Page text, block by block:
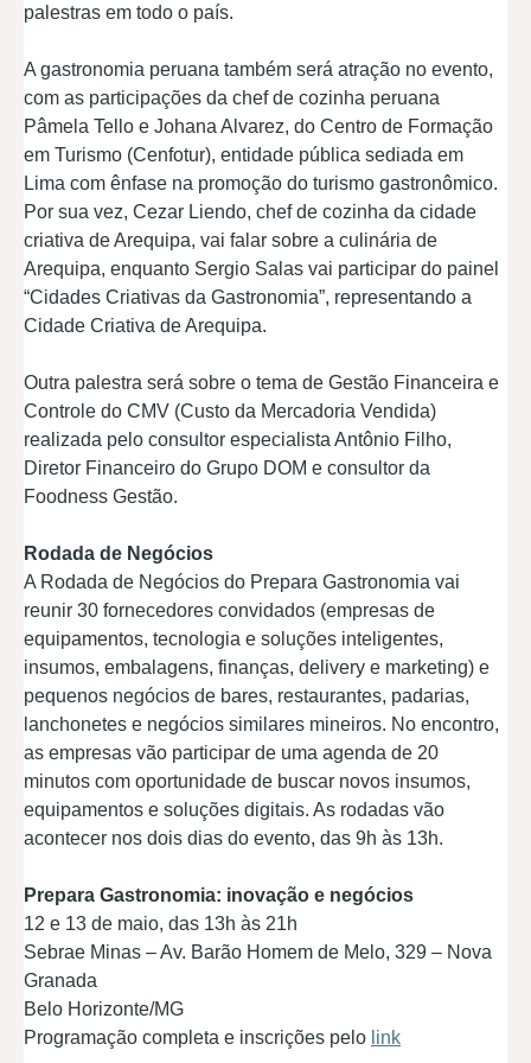
palestras em todo o país.
A gastronomia peruana também será atração no evento,
com as participações da chef de cozinha peruana
Pâmela Tello e Johana Alvarez, do Centro de Formação
em Turismo (Cenfotur), entidade pública sediada em
Lima com ênfase na promoção do turismo gastronômico.
Por sua vez, Cezar Liendo, chef de cozinha da cidade
criativa de Arequipa, vai falar sobre a culinária de
Arequipa, enquanto Sergio Salas vai participar do painel
“Cidades Criativas da Gastronomia”, representando a
Cidade Criativa de Arequipa.
Outra palestra será sobre o tema de Gestão Financeira e
Controle do CMV (Custo da Mercadoria Vendida)
realizada pelo consultor especialista Antônio Filho,
Diretor Financeiro do Grupo DOM e consultor da
Foodness Gestão.
Rodada de Negócios
A Rodada de Negócios do Prepara Gastronomia vai
reunir 30 fornecedores convidados (empresas de
equipamentos, tecnologia e soluções inteligentes,
insumos, embalagens, finanças, delivery e marketing) e
pequenos negócios de bares, restaurantes, padarias,
lanchonetes e negócios similares mineiros. No encontro,
as empresas vão participar de uma agenda de 20
minutos com oportunidade de buscar novos insumos,
equipamentos e soluções digitais. As rodadas vão
acontecer nos dois dias do evento, das 9h às 13h.
Prepara Gastronomia: inovação e negócios
12 e 13 de maio, das 13h às 21h
Sebrae Minas – Av. Barão Homem de Melo, 329 – Nova
Granada
Belo Horizonte/MG
Programação completa e inscrições pelo link